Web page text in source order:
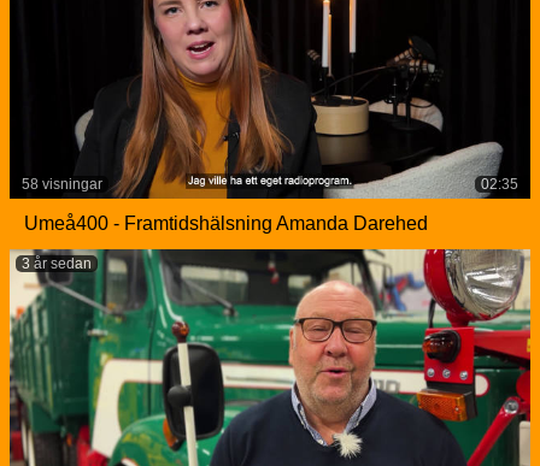
02:35
58 visningar
Umeå400 - Framtidshälsning Amanda Darehed
3 år sedan